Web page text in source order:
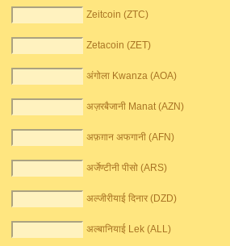
Zeitcoin (ZTC)
Zetacoin (ZET)
अंगोला Kwanza (AOA)
अज़रबैजानी Manat (AZN)
अफ़ग़ान अफगानी (AFN)
अर्जेण्टीनी पीसो (ARS)
अल्जीरीयाई दिनार (DZD)
अल्बानियाई Lek (ALL)